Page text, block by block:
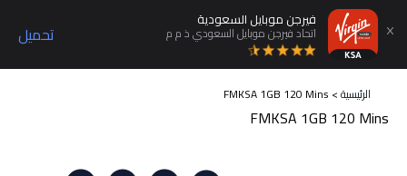
تحميل
فيرجن موبايل السعودية
اتحاد فيرجن موبايل السعودي ذ م م
الرئيسية>
FMKSA 1GB 120 Mins
FMKSA 1GB 120 Mins